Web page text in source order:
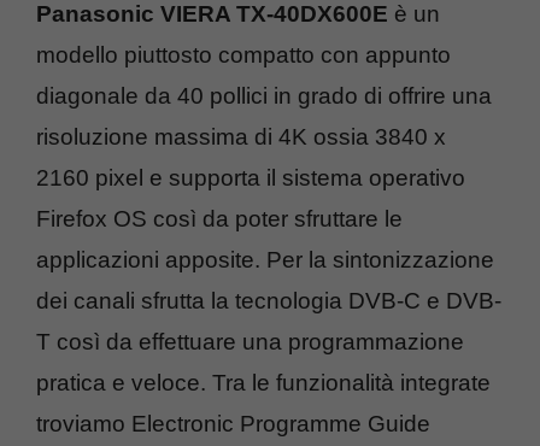
Panasonic VIERA TX-40DX600E è un
modello piuttosto compatto con appunto
diagonale da 40 pollici in grado di offrire una
risoluzione massima di 4K ossia 3840 x
2160 pixel e supporta il sistema operativo
Firefox OS così da poter sfruttare le
applicazioni apposite. Per la sintonizzazione
dei canali sfrutta la tecnologia DVB-C e DVB-
T così da effettuare una programmazione
pratica e veloce. Tra le funzionalità integrate
troviamo Electronic Programme Guide